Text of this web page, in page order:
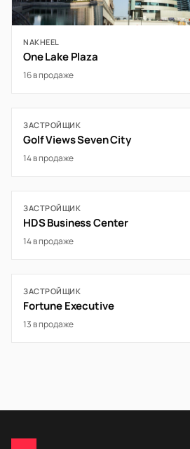
NAKHEEL
One Lake Plaza
16 в продаже
ЗАСТРОЙЩИК
Golf Views Seven City
14 в продаже
ЗАСТРОЙЩИК
HDS Business Center
14 в продаже
ЗАСТРОЙЩИК
Fortune Executive
13 в продаже